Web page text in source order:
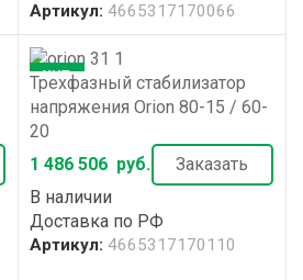
Артикул: 4665317170066
ХИТ
Трехфазный стабилизатор
напряжения Orion 80-15 / 60-
20
1 486 506 руб.
Заказать
В наличии
Доставка по РФ
Артикул: 4665317170110